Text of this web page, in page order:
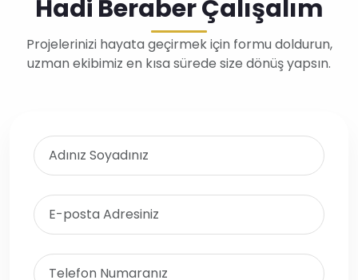
Hadi Beraber Çalışalım
Projelerinizi hayata geçirmek için formu doldurun,
uzman ekibimiz en kısa sürede size dönüş yapsın.